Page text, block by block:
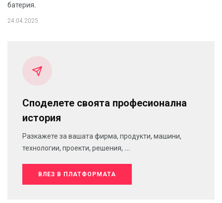
батерия.
24.04.2025
Споделете своята професионална
история
Разкажете за вашата фирма, продукти, машини,
технологии, проекти, решения, ...
ВЛЕЗ В ПЛАТФОРМАТА